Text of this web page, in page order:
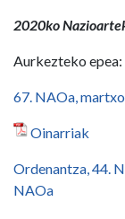
2020ko
Aurkezteko epea:
67. NAOa,
Oinarriak
Ordenantza, 44.
NAOa